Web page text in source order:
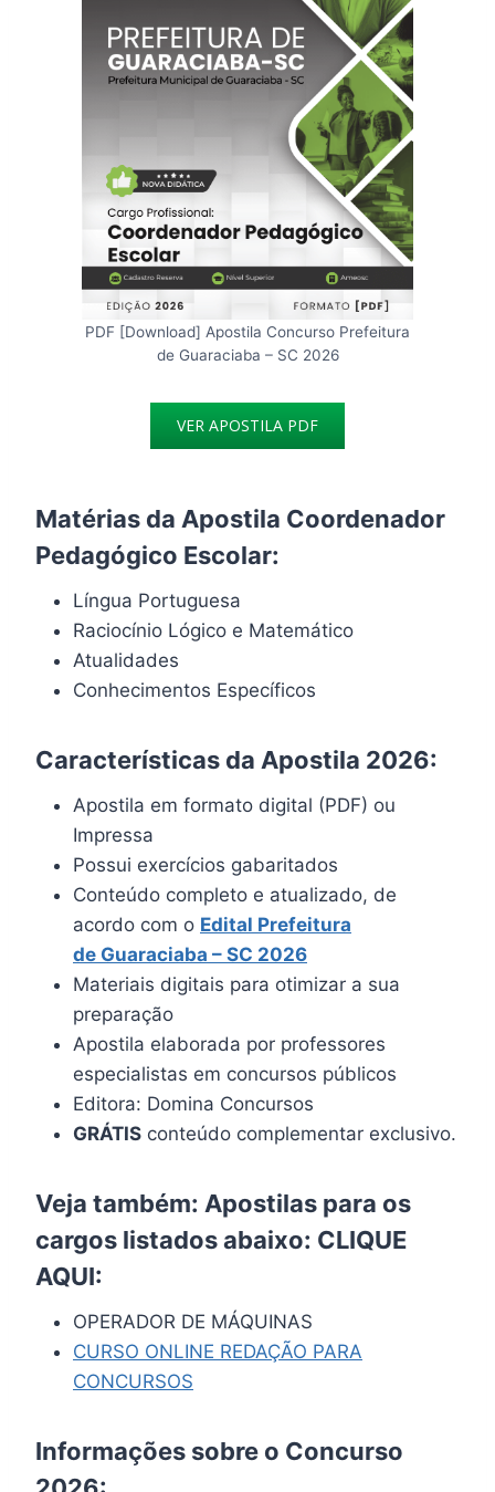
PDF [Download] Apostila Concurso Prefeitura
de Guaraciaba – SC 2026
VER APOSTILA PDF
Matérias da Apostila Coordenador
Pedagógico Escolar:
Língua Portuguesa
Raciocínio Lógico e Matemático
Atualidades
Conhecimentos Específicos
Características da Apostila 2026:
Apostila em formato digital (PDF) ou
Impressa
Possui exercícios gabaritados
Conteúdo completo e atualizado, de
acordo com o Edital Prefeitura
de Guaraciaba – SC 2026
Materiais digitais para otimizar a sua
preparação
Apostila elaborada por professores
especialistas em concursos públicos
Editora: Domina Concursos
GRÁTIS conteúdo complementar exclusivo.
Veja também: Apostilas para os
cargos listados abaixo: CLIQUE
AQUI:
OPERADOR DE MÁQUINAS
CURSO ONLINE REDAÇÃO PARA
CONCURSOS
Informações sobre o Concurso